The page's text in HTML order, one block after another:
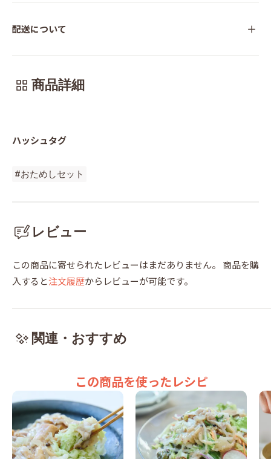
配送について
商品詳細
ハッシュタグ
#おためしセット
レビュー
この商品に寄せられたレビューはまだありません。
商品を購
入すると注文履歴からレビューが可能です。
関連・おすすめ
この商品を使ったレシピ